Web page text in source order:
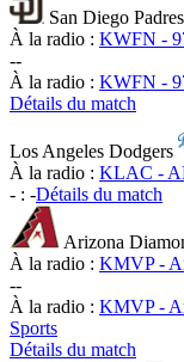
San Diego Padres
À la radio : KWFN -
--
À la radio : KWFN -
Détails du match
Los Angeles Dodgers
À la radio : KLAC -
- : -Détails du match
Arizona
À la radio : KMVP -
--
À la radio : KMVP -
Sports
Détails du match